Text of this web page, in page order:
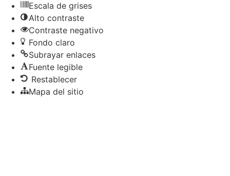
Escala de grises
Alto contraste
Contraste negativo
Fondo claro
Subrayar enlaces
Fuente legible
Restablecer
Mapa del sitio